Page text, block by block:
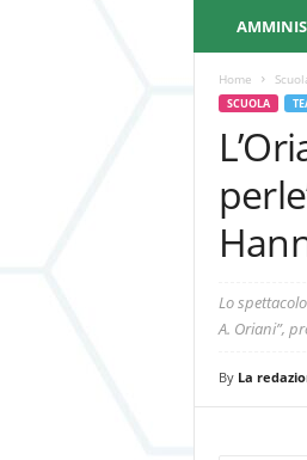
Home
SCUOLA
Lo
A. Oriani”,
By La